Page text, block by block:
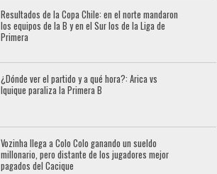
Resultados de la Copa Chile: en el norte mandaron
los equipos de la B y en el Sur los de la Liga de
Primera
¿Dónde ver el partido y a qué hora?: Arica vs
Iquique paraliza la Primera B
Vozinha llega a Colo Colo ganando un sueldo
millonario, pero distante de los jugadores mejor
pagados del Cacique